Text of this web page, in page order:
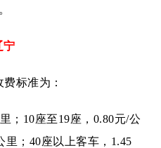
宁
标准为：
；10座至19座，0.80元/公
里；40座以上客车，1.45